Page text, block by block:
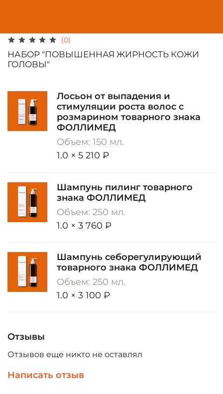
(0)
НАБОР "ПОВЫШЕННАЯ ЖИРНОСТЬ КОЖИ
ГОЛОВЫ"
Лосьон от выпадения и
стимуляции роста волос с
розмарином товарного знака
ФОЛЛИМЕД
Объем: 150 мл.
1.0 × 5 210 ₽
Шампунь пилинг товарного
знака ФОЛЛИМЕД
Объем: 250 мл.
1.0 × 3 760 ₽
Шампунь себорегулирующий
товарного знака ФОЛЛИМЕД
Объем: 250 мл.
1.0 × 3 100 ₽
Отзывы
Отзывов еще никто не оставлял
Написать отзыв